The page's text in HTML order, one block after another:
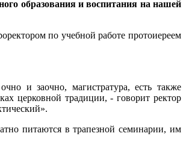
образования и воспитания на нашей
по учебной работе протоиереем
и заочно, магистратура, есть также
церковной традиции, - говорит ректор
питаются в трапезной семинарии, им